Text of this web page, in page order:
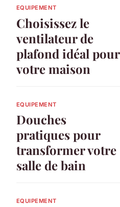
EQUIPEMENT
Choisissez le
ventilateur de
plafond idéal pour
votre maison
EQUIPEMENT
Douches
pratiques pour
transformer votre
salle de bain
EQUIPEMENT